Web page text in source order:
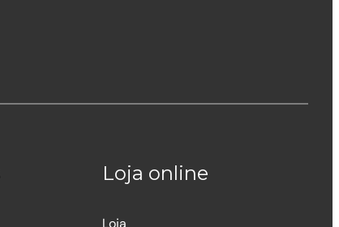
Loja online
Loja